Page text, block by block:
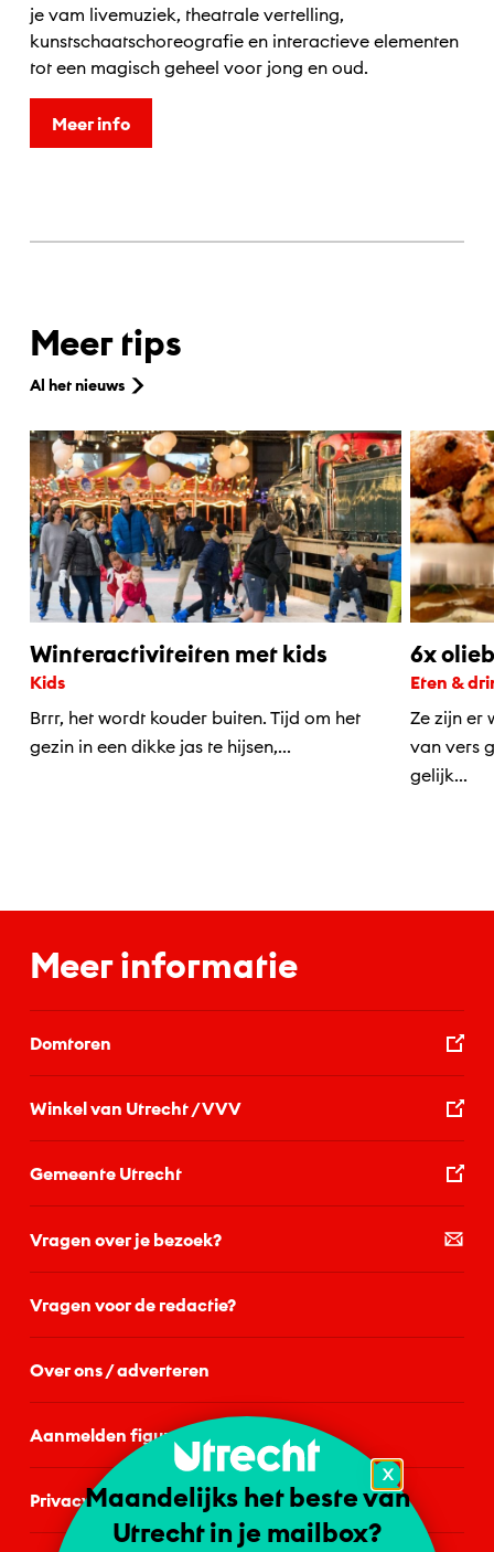
je vam livemuziek, theatrale vertelling,
kunstschaatschoreografie en interactieve elementen
tot een magisch geheel voor jong en oud.
Meer info
Meer tips
Al het nieuws
Winteractiviteiten met kids
Kids
Brrr, het wordt kouder buiten. Tijd om het
gezin in een dikke jas te hijsen,...
6x
Eten &
Ze zijn er
van vers
gelijk...
Meer informatie
Domtoren
Winkel van Utrecht / VVV
Gemeente Utrecht
Vragen over je bezoek?
Vragen voor de redactie?
Over ons / adverteren
Aanmelden figurant
Privacystatement
X
Maandelijks het beste van
Utrecht in je mailbox?